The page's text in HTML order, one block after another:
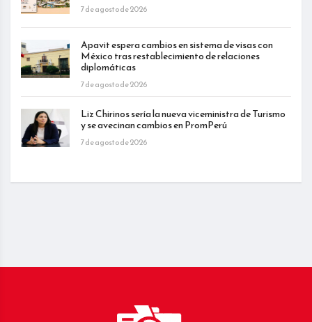
7 de agosto de 2026
Apavit espera cambios en sistema de visas con
México tras restablecimiento de relaciones
diplomáticas
7 de agosto de 2026
Liz Chirinos sería la nueva viceministra de Turismo
y se avecinan cambios en PromPerú
7 de agosto de 2026